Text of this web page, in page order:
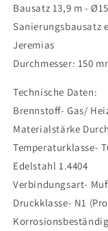
m
-
Ø150
mm
-
mm
-
V4A,
V2A
-
einwandig
Abgasrohr
Sanierung
EW-
m
-
-
mm
-
-
Bausatz 13,9 m -
Sanierungsbausatz
Jeremias
Durchmesser: 150
Technische Daten:
Brennstoff- Gas/
Materialstärke
Temperaturklasse-
Edelstahl 1.4404
Verbindungsart-
Druckklasse- N1